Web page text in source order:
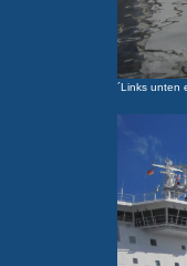
´Links unten